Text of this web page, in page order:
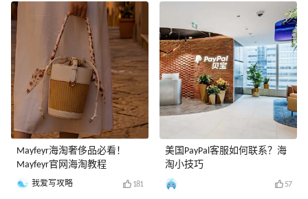
Mayfeyr海淘奢侈品必看！
Mayfeyr官网海淘教程
我爱写攻略 181
美国PayPal客服如何联系？海
淘小技巧
57